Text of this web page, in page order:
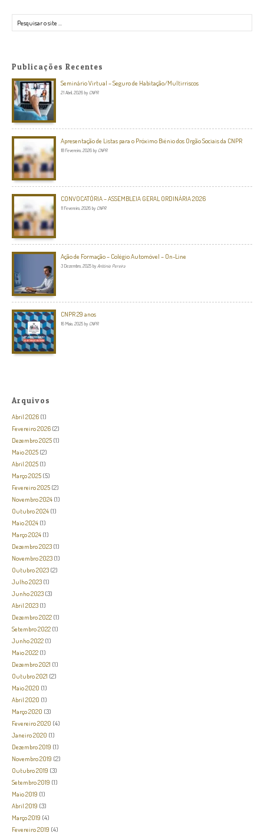
Publicações Recentes
Seminário Virtual – Seguro de Habitação/Multirriscos
21 Abril, 2026 by CNPR
Apresentação de Listas para o Próximo Biénio dos Orgão Sociais da CNPR
18 Fevereiro, 2026 by CNPR
CONVOCATÓRIA – ASSEMBLEIA GERAL ORDINÁRIA 2026
11 Fevereiro, 2026 by CNPR
Ação de Formação – Colégio Automóvel – On-Line
3 Dezembro, 2025 by António Pereira
CNPR 29 anos
16 Maio, 2025 by CNPR
Arquivos
Abril 2026 (1)
Fevereiro 2026 (2)
Dezembro 2025 (1)
Maio 2025 (2)
Abril 2025 (1)
Março 2025 (5)
Fevereiro 2025 (2)
Novembro 2024 (1)
Outubro 2024 (1)
Maio 2024 (1)
Março 2024 (1)
Dezembro 2023 (1)
Novembro 2023 (1)
Outubro 2023 (2)
Julho 2023 (1)
Junho 2023 (3)
Abril 2023 (1)
Dezembro 2022 (1)
Setembro 2022 (1)
Junho 2022 (1)
Maio 2022 (1)
Dezembro 2021 (1)
Outubro 2021 (2)
Maio 2020 (1)
Abril 2020 (1)
Março 2020 (3)
Fevereiro 2020 (4)
Janeiro 2020 (1)
Dezembro 2019 (1)
Novembro 2019 (2)
Outubro 2019 (3)
Setembro 2019 (1)
Maio 2019 (1)
Abril 2019 (3)
Março 2019 (4)
Fevereiro 2019 (4)